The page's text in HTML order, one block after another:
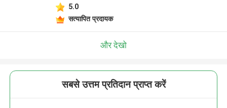
5.0
सत्यापित प्रदायक
और देखो
सबसे उत्तम प्रतिदान प्राप्त करें